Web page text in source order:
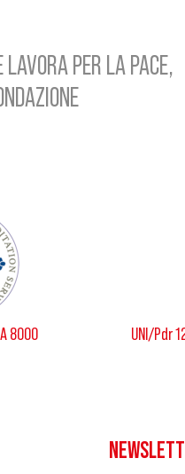
LAVORA PER LA PACE,
8000 UNI/Pdr